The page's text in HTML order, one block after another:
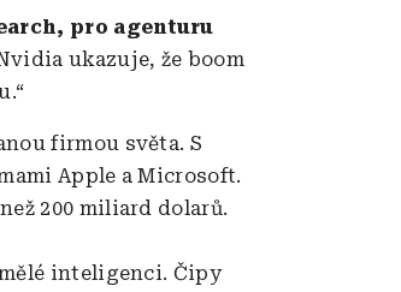
pro agenturu
ukazuje, že boom
firmou světa. S
Apple a Microsoft.
200 miliard dolarů.
inteligenci. Čipy